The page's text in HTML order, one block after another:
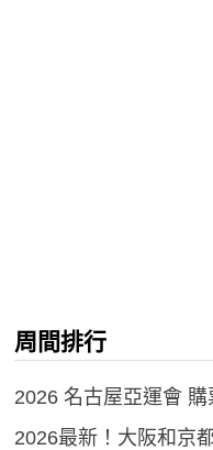
周間排行
2026 名古屋亞運會 購
2026最新！大阪和京